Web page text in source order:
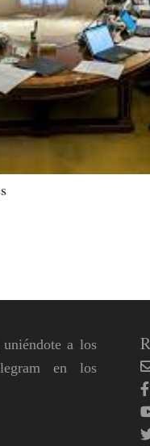
a los
en los